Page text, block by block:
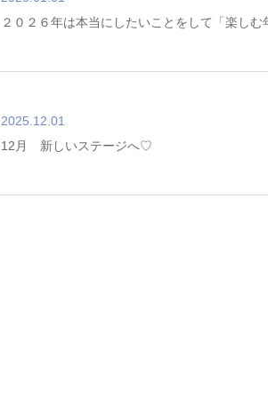
２０２６年は本当にしたいことをして「楽しむ
2025.12.01
12月 新しいステージへ♡